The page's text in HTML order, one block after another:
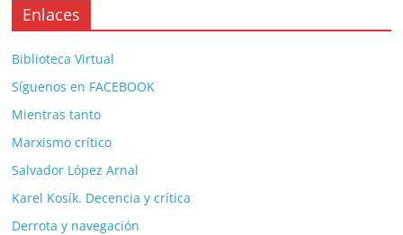
Enlaces
Biblioteca Virtual
Síguenos en FACEBOOK
Mientras tanto
Marxismo crítico
Salvador López Arnal
Karel Kosík. Decencia y crítica
Derrota y navegación